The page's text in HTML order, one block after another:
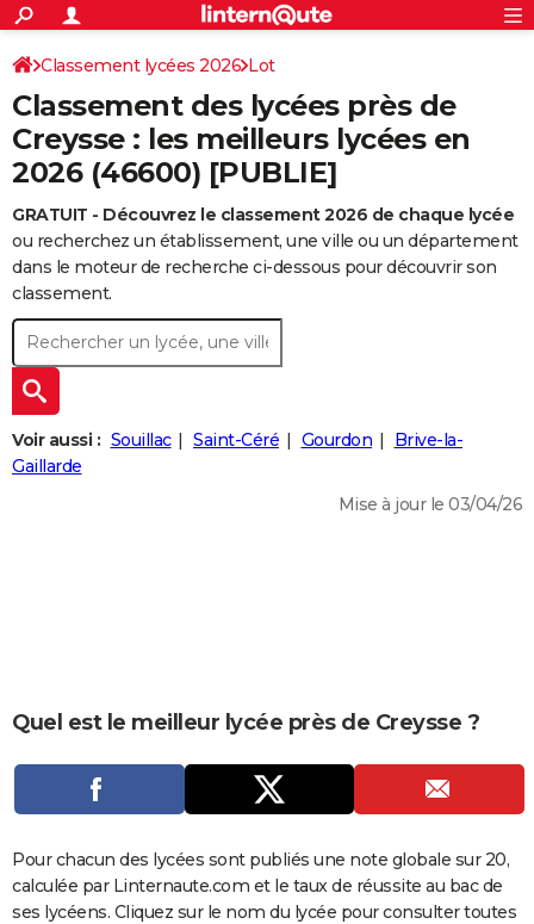
ACTUALITÉS
Politique
Société
Faits Divers
Education
Monde
Villes
+
SPORT
Coupe du monde 2026
Football
Tennis
Cyclisme
Rugby
Forum
Programme TV
TNT
Streaming
Cinéma
Sorties cinéma
Musique
+
FINANCE
Retraite
Impôts
Epargne
Immobilier
Risques naturels par ville
Banque
Assurance
Crédit
AUTO
Essais
Réserver un essai
Citadines
Berlines
SUV
Forum auto
+
HIGH-TECH
BRICOLAGE
Forum
Aménagement intérieur
Extérieur
Cuisine
Salle de bains
Jardinage
Rangement
+WEEK-END
Guides de France
Escapades
Patrimoine
Expositions
Musées
Week-end nature
+
LIFESTYLE
Art de vivre
Bien-être
Loisirs
Mode
Modes de vie
+SANTE
Dictionnaire
Biographies
Expressions
Proverbes
PROGRAMME TV
COPAINS D'AVANT
S'inscrire
Se connecter
Lycées
Collèges
Primaires
Universités
Entreprises
Service militaire
Avis de recherche
AVIS DE DÉCÈS
S'inscrire
Connexion
Classement lycées 2026 Lot
Classement des lycées près de
Creysse : les meilleurs lycées en
2026 (46600) [PUBLIE]
GRATUIT - Découvrez le classement 2026 de chaque lycée
ou recherchez un établissement, une ville ou un département
dans le moteur de recherche ci-dessous pour découvrir son
classement.
Voir aussi : Souillac Saint-Céré Gourdon
Brive-la-
Gaillarde
Mise à jour le 03/04/26
Quel est le meilleur lycée près de Creysse ?
Pour chacun des lycées sont publiés une note globale sur 20,
calculée par Linternaute.com et le taux de réussite au bac de
ses lycéens. Cliquez sur le nom du lycée pour consulter toutes